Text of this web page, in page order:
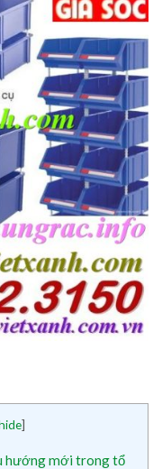
]
hướng mới trong tổ